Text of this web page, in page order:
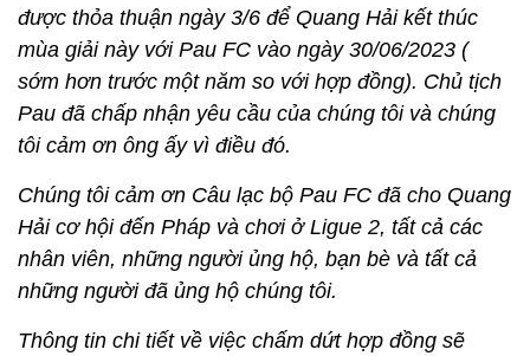
được thỏa thuận ngày 3/6 để Quang Hải kết thúc
mùa giải này với Pau FC vào ngày 30/06/2023 (
sớm hơn trước một năm so với hợp đồng). Chủ tịch
Pau đã chấp nhận yêu cầu của chúng tôi và chúng
tôi cảm ơn ông ấy vì điều đó.
Chúng tôi cảm ơn Câu lạc bộ Pau FC đã cho Quang
Hải cơ hội đến Pháp và chơi ở Ligue 2, tất cả các
nhân viên, những người ủng hộ, bạn bè và tất cả
những người đã ủng hộ chúng tôi.
Thông tin chi tiết về việc chấm dứt hợp đồng sẽ